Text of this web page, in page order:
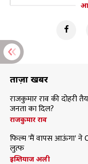
ताज़ा खबरें
राजकुमार राव की दोहरी
जनता का दिल?
राजकुमार राव
फिल्म 'मैं वापस आऊंगा' ने
लुत्फ
इम्तियाज अली